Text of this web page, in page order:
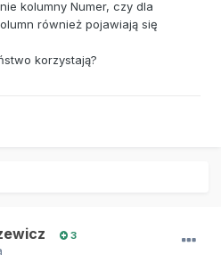
kolumny Numer, czy dla
również pojawiają się
korzystają?
3